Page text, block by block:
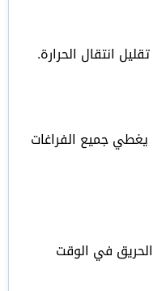
انتقال الحرارة.
يغطي جميع الفراغات
في الوقت